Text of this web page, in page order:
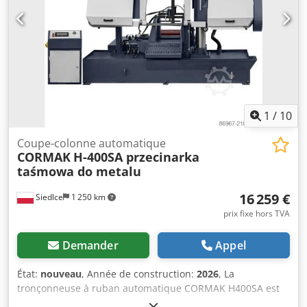
1 / 10
Siedlce 1 250 km
Coupe-colonne automatique
CORMAK H-400SA przecinarka
taśmowa do metalu
16 259 €
prix fixe hors TVA
Demander Appel
État: nouveau, Année de construction: 2026, La
tronçonneuse à ruban automatique CORMAK H400SA est
une machine haute performance conçue pour la coupe